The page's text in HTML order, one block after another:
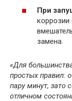
При
коррозии
замена.
«Для
простых правил:
пару минут, зато
отличном